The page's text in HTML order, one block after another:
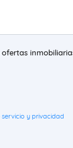
servicio y privacidad